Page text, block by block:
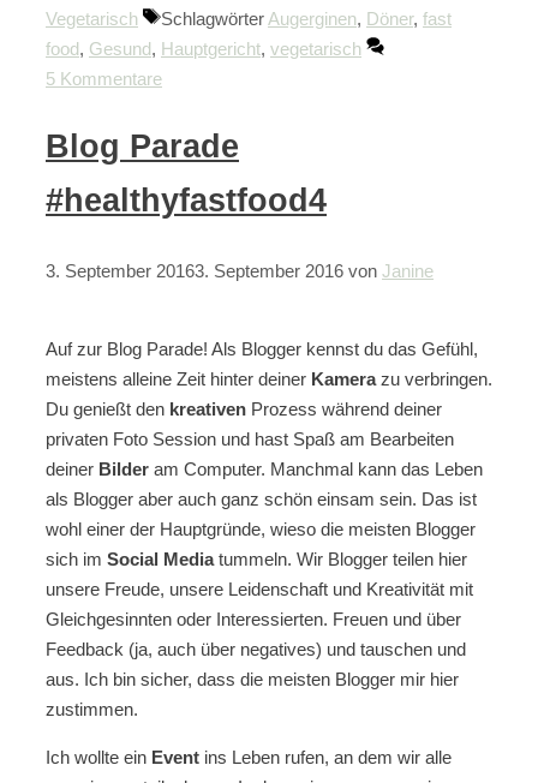
Vegetarisch
Schlagwörter Augerginen, Döner, fast
food, Gesund, Hauptgericht, vegetarisch
5 Kommentare
Blog Parade
#healthyfastfood4
3. September 20163. September 2016 von Janine
Auf zur Blog Parade! Als Blogger kennst du das Gefühl,
meistens alleine Zeit hinter deiner Kamerazu verbringen.
Du genießt den kreativen Prozess während deiner
privaten Foto Session und hast Spaß am Bearbeiten
deiner Bilder am Computer. Manchmal kann das Leben
als Blogger aber auch ganz schön einsam sein. Das ist
wohl einer der Hauptgründe, wieso die meisten Blogger
sich im Social Mediatummeln. Wir Blogger teilen hier
unsere Freude, unsere Leidenschaft und Kreativität mit
Gleichgesinnten oder Interessierten. Freuen und über
Feedback (ja, auch über negatives) und tauschen und
aus. Ich bin sicher, dass die meisten Blogger mir hier
zustimmen.
Ich wollte ein Event ins Leben rufen, an dem wir alle